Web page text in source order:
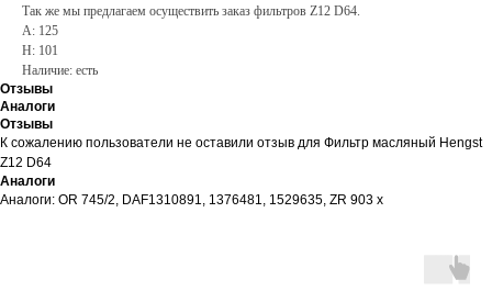
Так же мы предлагаем осуществить заказ фильтров Z12 D64.
A: 125
H: 101
Наличие: есть
Отзывы
Аналоги
Отзывы
К сожалению пользователи не оставили отзыв для Фильтр масляный Hengst
Z12 D64
Аналоги
Аналоги: OR 745/2, DAF1310891, 1376481, 1529635, ZR 903 x